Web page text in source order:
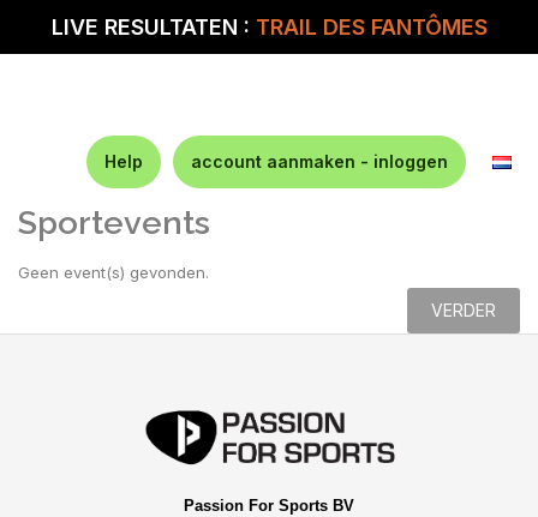
LIVE RESULTATEN : TRAIL DES FANTÔMES
Help account aanmaken - inloggen
Sportevents
Geen event(s) gevonden.
VERDER
Passion For Sports BV